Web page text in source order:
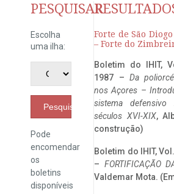
PESQUISAR
Escolha
uma ilha:
Pesquisar
Pode
encomendar
os
boletins
disponíveis
Forte de São
– Forte do
Boletim do IHIT,
1987 – Da
nos Açores –
sistema
séculos XVI-XIX,
construção)
Boletim do IHIT,
– FORTIFICAÇÃO
Valdemar Mota.